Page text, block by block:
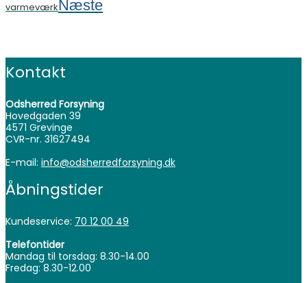
varmeværkNæste
Kontakt
Odsherred Forsyning
Hovedgaden 39
4571 Grevinge
CVR-nr. 31627494
E-mail: info@odsherredforsyning.dk
Åbningstider
Kundeservice: 70 12 00 49
Telefontider
Mandag til torsdag: 8.30-14.00
Fredag: 8.30-12.00